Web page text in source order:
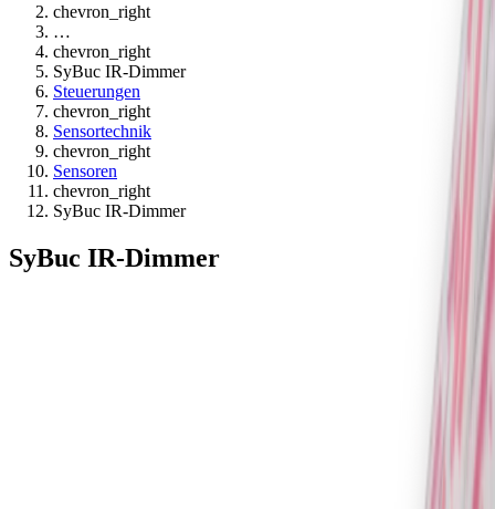
chevron_right
…
chevron_right
SyBuc IR-Dimmer
Steuerungen
chevron_right
Sensortechnik
chevron_right
Sensoren
chevron_right
SyBuc IR-Dimmer
SyBuc IR-Dimmer